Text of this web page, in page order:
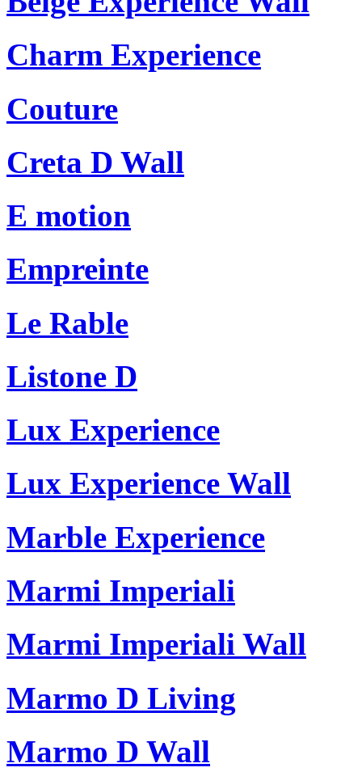
Charm Experience
Couture
Creta D Wall
E motion
Empreinte
Le Rable
Listone D
Lux Experience
Lux Experience Wall
Marble Experience
Marmi Imperiali
Marmi Imperiali Wall
Marmo D Living
Marmo D Wall